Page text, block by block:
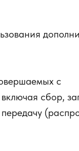
с
сбор,